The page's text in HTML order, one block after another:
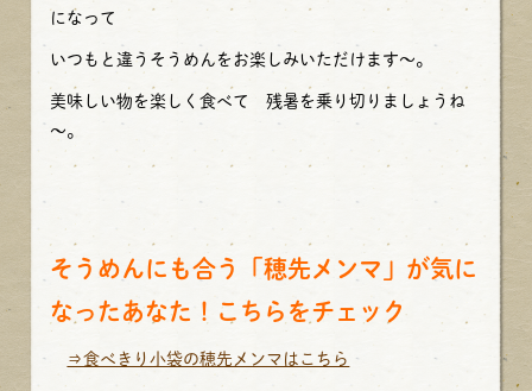
になって
いつもと違うそうめんをお楽しみいただけます～。
美味しい物を楽しく食べて 残暑を乗り切りましょうね
～。
そうめんにも合う「穂先メンマ」が気に
なったあなた！こちらをチェック
⇒食べきり小袋の穂先メンマはこちら